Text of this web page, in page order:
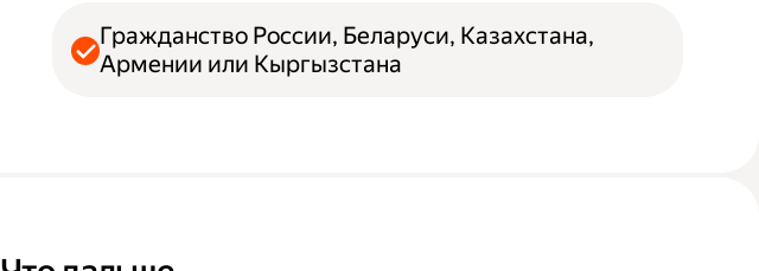
Гражданство России, Беларуси, Казахстана,
Армении или Кыргызстана